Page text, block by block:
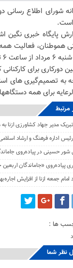
پایگاه خبری نگین
هموطنان، فعالیت
۶ تا ۱۰ صبح خواهد بود.
دورکاری برای
به تصمیم‌گیری های
برای همه دستگاهها در
مرتبط
مدیر جهاد کشاورزی ازنا
اداره فرهنگ و ارشاد
شور حسینی در پیاده‌روی
پیاده‌روی «جاماندگان
امام جمعه ازنا از افزایش
ها :
نظر شما